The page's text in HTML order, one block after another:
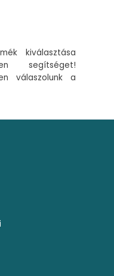
kiválasztása
segítséget!
válaszolunk a